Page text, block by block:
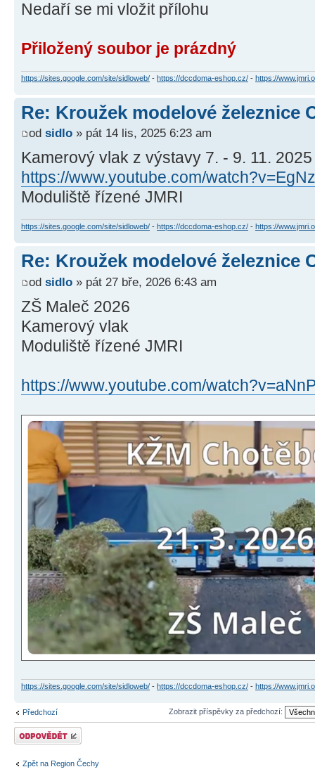
Nedaří se mi vložit přílohu
Přiložený soubor je prázdný
https://sites.google.com/site/sidloweb/ - https://dccdoma-eshop.cz/ - https://
Re: Kroužek modelové železnice
od sidlo » pát 14 lis, 2025 6:23 am
Kamerový vlak z výstavy 7. - 9. 11. 2025
https://www.youtube.com/
Moduliště řízené JMRI
https://sites.google.com/site/sidloweb/ - https://dccdoma-eshop.cz/ - https://
Re: Kroužek modelové železnice
od sidlo » pát 27 bře, 2026 6:43 am
ZŠ Maleč 2026
Kamerový vlak
Moduliště řízené JMRI
https://www.youtube.com/
https://sites.google.com/site/sidloweb/ - https://dccdoma-eshop.cz/ - https://
Předchozí Zobrazit příspěvky za předchozí:
Odeslat odpověď
Zpět na Region Čechy